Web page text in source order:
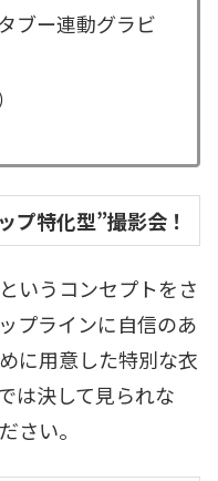
ブー連動グラビ
プ特化型”撮影会！
いうコンセプトをさ
プラインに自信のあ
に用意した特別な衣
は決して見られな
さい。